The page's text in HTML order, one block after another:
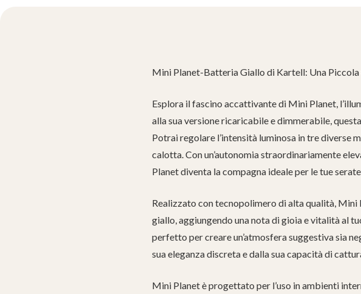
Mini Planet-Batteria Giallo di Kartell: Una Piccola
Esplora il fascino accattivante di Mini Planet,
alla sua versione ricaricabile e dimmerabile,
Potrai regolare l’intensità luminosa in tre diverse
calotta. Con un’autonomia straordinariamente
Planet diventa la compagna ideale per le tue
Realizzato con tecnopolimero di alta qualità, Mini
giallo, aggiungendo una nota di gioia e vitalità al
perfetto per creare un’atmosfera suggestiva sia
sua eleganza discreta e dalla sua capacità di
Mini Planet è progettato per l’uso in ambienti